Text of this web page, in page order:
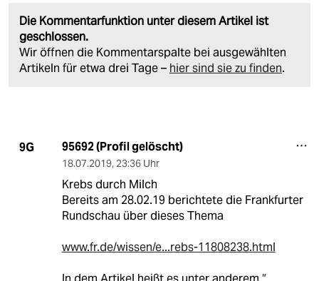
Die Kommentarfunktion unter diesem Artikel ist
geschlossen.
Wir öffnen die Kommentarspalte bei ausgewählten
Artikeln für etwa drei Tage – hier sind sie zu finden.
9G 95692 (Profil gelöscht)
18.07.2019, 23:36 Uhr
Krebs durch Milch
Bereits am 28.02.19 berichtete die Frankfurter
Rundschau über dieses Thema
www.fr.de/wissen/e...rebs-11808238.html